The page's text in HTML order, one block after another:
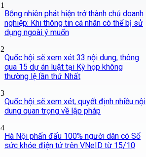
1
Bỗng nhiên phát hiện trở thành chủ doanh
nghiệp: Khi thông tin cá nhân có thể bị sử
dụng ngoài ý muốn
2
Quốc hội sẽ xem xét 33 nội dung, thông
qua 15 dự án luật tại Kỳ họp không
thường lệ lần thứ Nhất
3
Quốc hội sẽ xem xét, quyết định nhiều nội
dung quan trọng về lập pháp
4
Hà Nội phấn đấu 100% người dân có Sổ
sức khỏe điện tử trên VNeID từ 15/10